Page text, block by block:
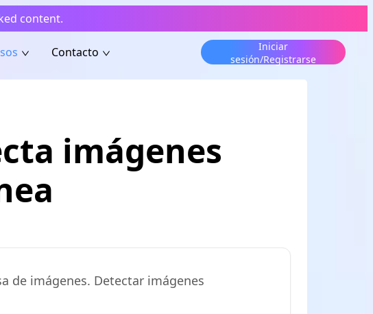
content.
Contacto
Iniciar
sesión/Registrarse
imágenes
de imágenes. Detectar imágenes